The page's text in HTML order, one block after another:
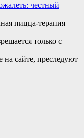
честный
пицца-терапия
только с
сайте, преследуют